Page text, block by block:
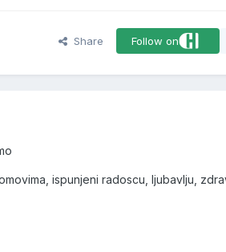
Share Follow on
ispunjeni radoscu, ljubavlju,